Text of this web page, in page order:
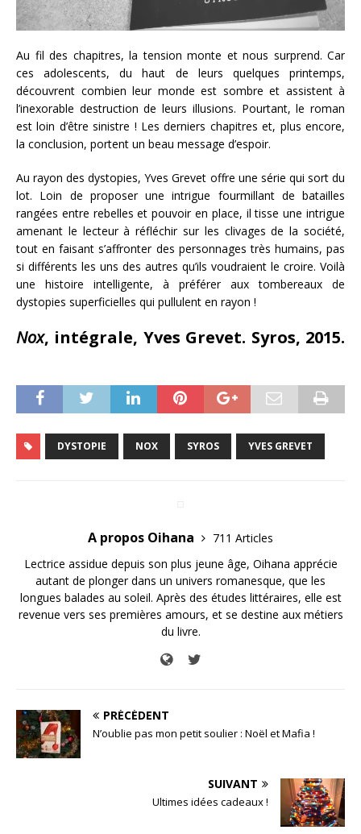
Au fil des chapitres, la tension monte et nous surprend. Car
ces adolescents, du haut de leurs quelques printemps,
découvrent combien leur monde est sombre et assistent à
l’inexorable destruction de leurs illusions. Pourtant, le roman
est loin d’être sinistre ! Les derniers chapitres et, plus encore,
la conclusion, portent un beau message d’espoir.
Au rayon des dystopies, Yves Grevet offre une série qui sort du
lot. Loin de proposer une intrigue fourmillant de batailles
rangées entre rebelles et pouvoir en place, il tisse une intrigue
amenant le lecteur à réfléchir sur les clivages de la société,
tout en faisant s’affronter des personnages très humains, pas
si différents les uns des autres qu’ils voudraient le croire. Voilà
une histoire intelligente, à préférer aux tombereaux de
dystopies superficielles qui pullulent en rayon !
Nox, intégrale, Yves Grevet. Syros, 2015.
DYSTOPIE NOX SYROS YVES GREVET
A propos Oihana
711 Articles
Lectrice assidue depuis son plus jeune âge, Oihana apprécie
autant de plonger dans un univers romanesque, que les
longues balades au soleil. Après des études littéraires, elle est
revenue vers ses premières amours, et se destine aux métiers
du livre.
PRÉCÉDENT
N’oublie pas mon petit soulier : Noël et Mafia !
SUIVANT
Ultimes idées cadeaux !